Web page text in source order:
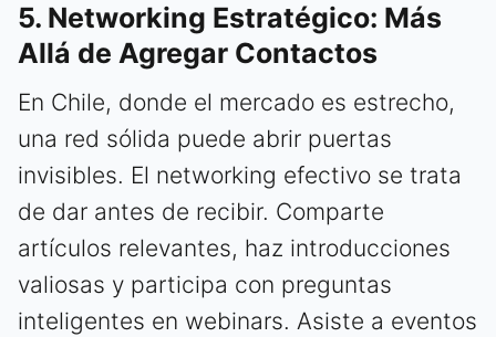
5. Networking Estratégico: Más
Allá de Agregar Contactos
En Chile, donde el mercado es estrecho,
una red sólida puede abrir puertas
invisibles. El networking efectivo se trata
de dar antes de recibir. Comparte
artículos relevantes, haz introducciones
valiosas y participa con preguntas
inteligentes en webinars. Asiste a eventos